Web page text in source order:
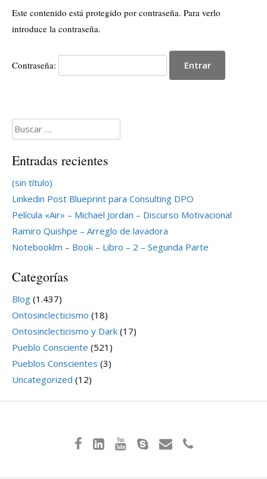
Este contenido está protegido por contraseña. Para verlo
introduce la contraseña.
Contraseña:
Buscar:
Entradas recientes
(sin título)
Linkedin Post Blueprint para Consulting DPO
Película «Air» – Michael Jordan – Discurso Motivacional
Ramiro Quishpe – Arreglo de lavadora
Notebooklm – Book – Libro – 2 – Segunda Parte
Categorías
Blog (1.437)
Ontosinclecticismo (18)
Ontosinclecticismo y Dark (17)
Pueblo Consciente (521)
Pueblos Conscientes (3)
Uncategorized (12)